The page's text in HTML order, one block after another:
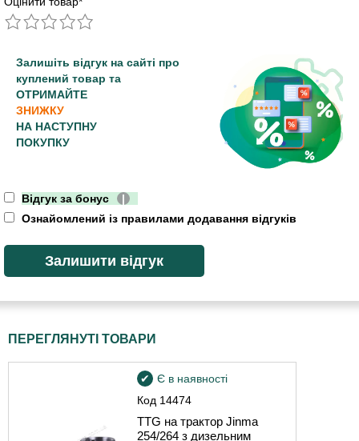
Залишіть відгук на сайті про
куплений товар та
ОТРИМАЙТЕ
ЗНИЖКУ
НА НАСТУПНУ
ПОКУПКУ
Відгук за бонус
|
Ознайомлений із правилами додавання відгуків
ПЕРЕГЛЯНУТІ ТОВАРИ
Код 14474
Є в наявності
TTG на трактор Jinma
254/264 з дизельним